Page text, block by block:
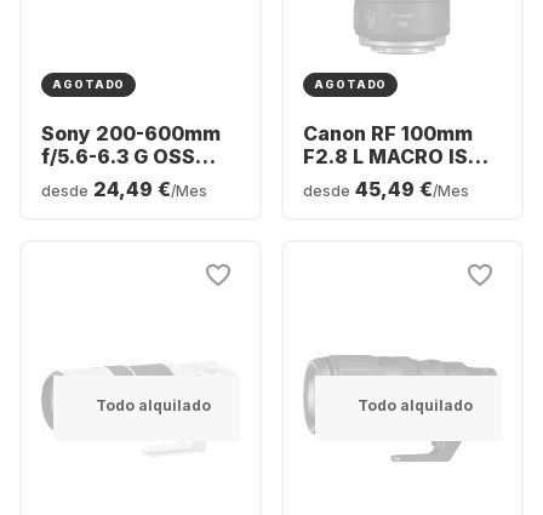
AGOTADO
Sony 200-600mm
f/5.6-6.3 G OSS
Sony FE-Mount
desde 24,49 €/Mes
AGOTADO
Canon RF 100mm
F2.8 L MACRO IS
USM
desde 45,49 €/Mes
Todo alquilado Todo alquilado